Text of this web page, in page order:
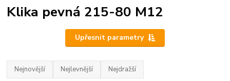
Klika pevná 215-80 M12
Upřesnit parametry
Nejnovější Nejlevnější Nejdražší